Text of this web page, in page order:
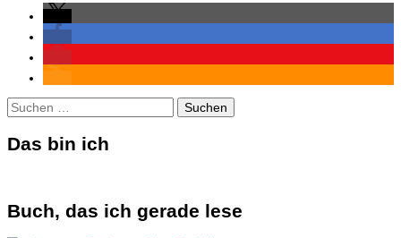
Suchen
nach:
Das bin ich
Buch, das ich gerade lese